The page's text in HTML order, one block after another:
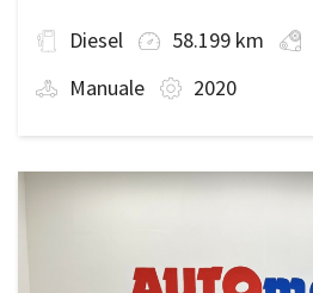
Diesel 58.199 km
Manuale
2020